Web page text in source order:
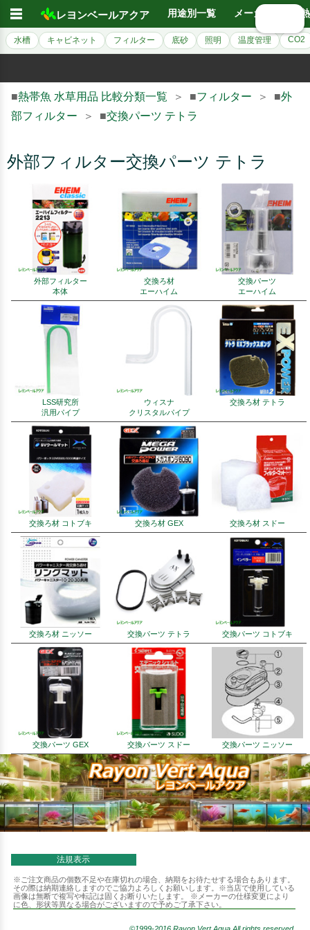
☰ レヨンベールアクア 用途別一覧 メーカー別
水槽 キャビネット フィルター 底砂 照明 温度管理 CO2
■熱帯魚 水草用品 比較分類一覧 ＞ ■フィルター ＞ ■外
部フィルター ＞ ■交換パーツ テトラ
外部フィルター交換パーツ テトラ
外部フィルター
本体
交換ろ材
エーハイム
交換パーツ
エーハイム
LSS研究所
汎用パイプ
ウィスナ
クリスタルパイプ
交換ろ材 テトラ
交換ろ材 コトブキ 交換ろ材 GEX 交換ろ材 スドー
交換ろ材 ニッソー 交換パーツ テトラ 交換パーツ コトブキ
交換パーツ GEX 交換パーツ スドー 交換パーツ ニッソー
法規表示
※ご注文商品の個数不足や在庫切れの場合、納期をお待たせする場合もあります。
その際は納期連絡しますのでご協力よろしくお願いします。※当店で使用している
画像は無断で複写や転記は固くお断りいたします。 ※メーカーの仕様変更により
に色、形状等異なる場合がございますので予めご了承下さい。
©1999-2016 Rayon Vert Aqua.All rights reserved.